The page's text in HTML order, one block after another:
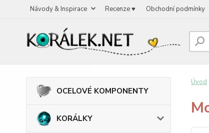
Návody & Inspirace Recenze ♥ Obchodní podmínky
OCELOVÉ KOMPONENTY
KORÁLKY
Úvod